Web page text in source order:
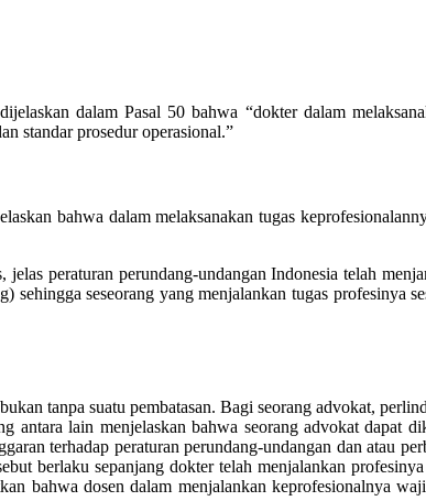
dalam Pasal 50 bahwa “dokter dalam
standar prosedur operasional.”
bahwa dalam melaksanakan tugas
peraturan perundang-undangan Indonesia telah
seseorang yang menjalankan tugas profesinya
tanpa suatu pembatasan. Bagi seorang advokat,
lain menjelaskan bahwa seorang advokat dapat
terhadap peraturan perundang-undangan dan atau
berlaku sepanjang dokter telah menjalankan
bahwa dosen dalam menjalankan keprofesionalnya